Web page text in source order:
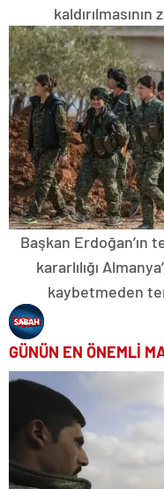
Başkan Erdoğan’ın
kararlılığı
kaybetmeden
GÜNÜN EN ÖNEMLİ